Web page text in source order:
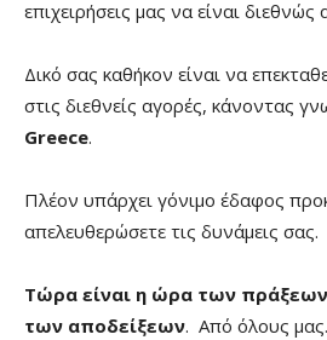
επιχειρήσεις μας να είναι διεθνώς
Δικό σας καθήκον είναι να
στις διεθνείς αγορές, κάνοντας
Greece.
Πλέον υπάρχει γόνιμο έδαφος
απελευθερώσετε τις δυνάμεις σας.
Τώρα είναι η ώρα των
των αποδείξεων. Από όλους